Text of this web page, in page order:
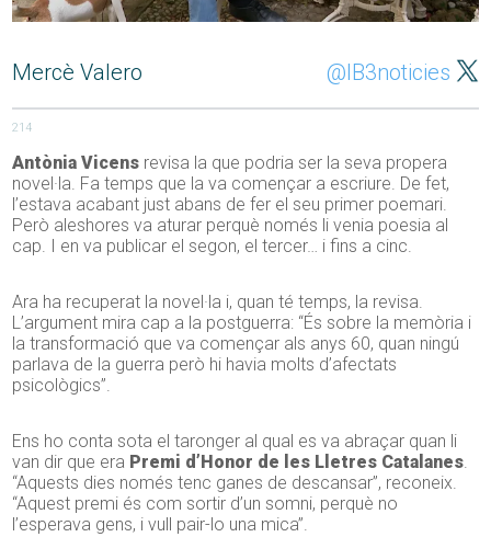
Mercè Valero @IB3noticies
214
Antònia Vicens revisa la que podria ser la seva propera
novel·la. Fa temps que la va començar a escriure. De fet,
l’estava acabant just abans de fer el seu primer poemari.
Però aleshores va aturar perquè només li venia poesia al
cap. I en va publicar el segon, el tercer… i fins a cinc.
Ara ha recuperat la novel·la i, quan té temps, la revisa.
L’argument mira cap a la postguerra: “És sobre la memòria i
la transformació que va començar als anys 60, quan ningú
parlava de la guerra però hi havia molts d’afectats
psicològics”.
Ens ho conta sota el taronger al qual es va abraçar quan li
van dir que era Premi d’Honor de les Lletres Catalanes.
“Aquests dies només tenc ganes de descansar”, reconeix.
“Aquest premi és com sortir d’un somni, perquè no
l’esperava gens, i vull pair-lo una mica”.